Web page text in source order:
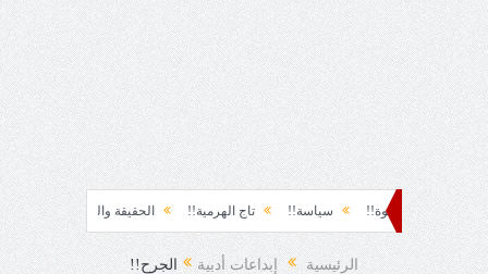
لحظة نشوة!! سياسة!! تاج الهرمية!! الحقيقة والفجيعة!! لِقاءُ في
فوبيا الفرح المفاجئ!
الرئيسية إبداعات أدبية الجرح!!